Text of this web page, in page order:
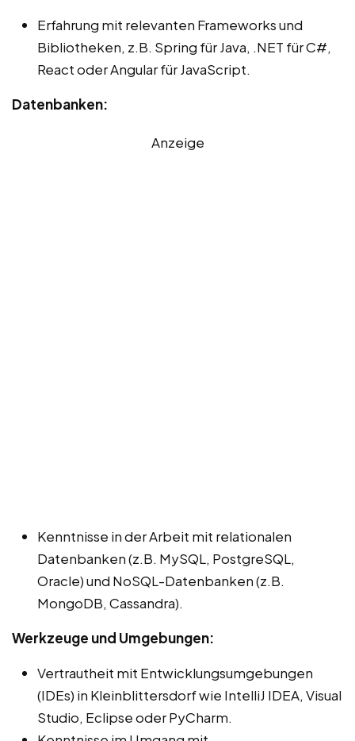
Erfahrung mit relevanten Frameworks und
Bibliotheken, z.B. Spring für Java, .NET für C#,
React oder Angular für JavaScript.
Datenbanken:
Anzeige
Kenntnisse in der Arbeit mit relationalen
Datenbanken (z.B. MySQL, PostgreSQL,
Oracle) und NoSQL-Datenbanken (z.B.
MongoDB, Cassandra).
Werkzeuge und Umgebungen:
Vertrautheit mit Entwicklungsumgebungen
(IDEs) in Kleinblittersdorf wie IntelliJ IDEA, Visual
Studio, Eclipse oder PyCharm.